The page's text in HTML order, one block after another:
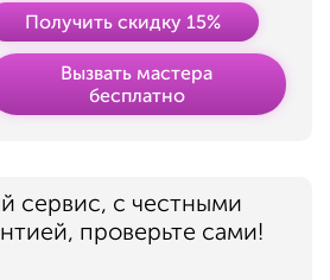
Получить скидку 15%
Вызвать мастера
бесплатно
сервис, с честными
проверьте сами!